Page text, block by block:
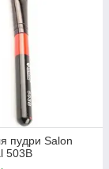
пудри Salon
503B